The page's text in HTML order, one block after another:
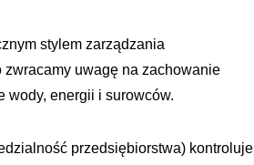
stylem zarządzania
uwagę na zachowanie
wody, energii i surowców.
przedsiębiorstwa) kontroluje